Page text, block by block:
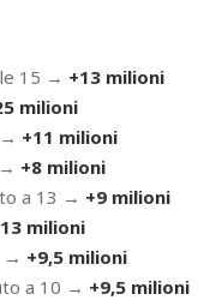
15 → +13 milioni
milioni
+11 milioni
+8 milioni
a 13 → +9 milioni
milioni
→ +9,5 milioni
a 10 → +9,5 milioni